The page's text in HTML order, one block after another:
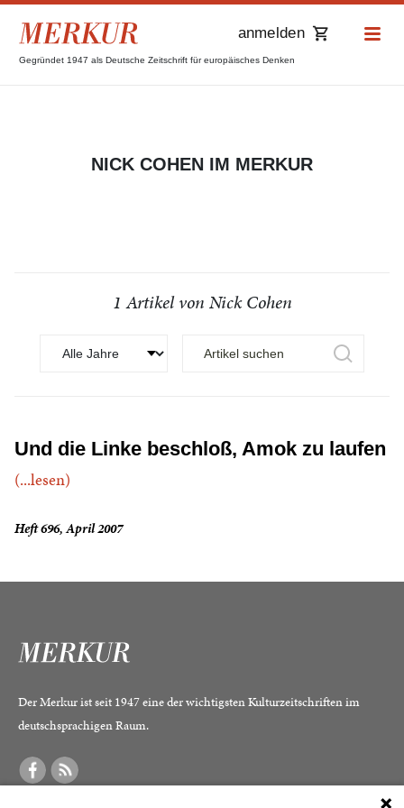
Gegründet 1947 als Deutsche Zeitschrift für europäisches Denken
anmelden
NICK COHEN IM MERKUR
1 Artikel von Nick Cohen
Und die Linke beschloß, Amok zu laufen
(...lesen)
Heft 696, April 2007
Der Merkur ist seit 1947 eine der wichtigsten Kulturzeitschriften im
deutschsprachigen Raum.